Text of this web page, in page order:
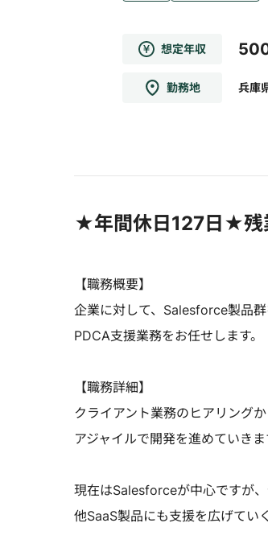
想定年収
勤務地 兵庫
★年間休日127日★残
【職務概要】
企業に対して、Salesforce製品
PDCA支援業務をお任せします。
【職務詳細】
クライアント業務のヒアリング
アジャイルで開発を進めていきま
現在はSalesforceが中心ですが
他SaaS製品にも支援を広げてい